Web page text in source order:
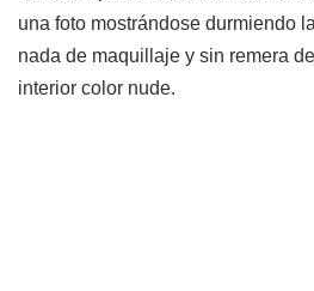
una foto mostrándose durmiendo
nada de maquillaje y sin remera
interior color nude.